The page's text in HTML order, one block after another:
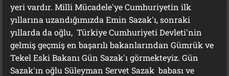
yeri vardır. Milli Mücadele'ye Cumhuriyetin ilk
yıllarına uzandığımızda Emin Sazak'ı, sonraki
yıllarda da oğlu, Türkiye Cumhuriyeti Devleti'nin
gelmiş geçmiş en başarılı bakanlarından Gümrük ve
Tekel Eski Bakanı Gün Sazak'ı görmekteyiz. Gün
Sazak'ın oğlu Süleyman Servet Sazak babası ve